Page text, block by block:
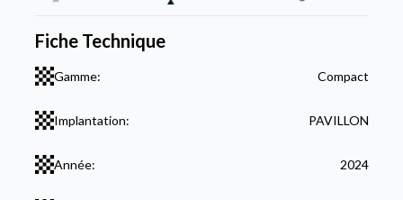
Fiche Technique
Gamme: Compact
Implantation: PAVILLON
Année: 2024